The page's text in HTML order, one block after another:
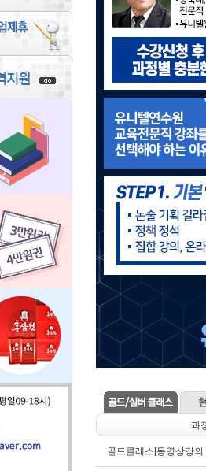
과
골드클래스[동영상강의